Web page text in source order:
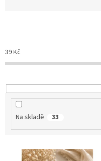
p
r
o
u
39Kč
Na skladě 33